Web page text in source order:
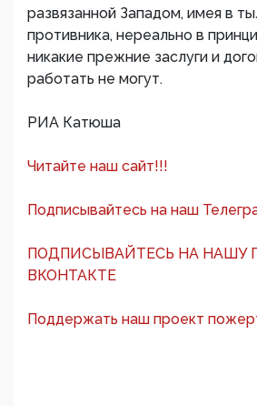
развязанной Западом, имея в
противника, нереально в
никакие прежние заслуги и
работать не могут.
РИА Катюша
Читайте наш сайт!!!
Подписывайтесь на наш
ПОДПИСЫВАЙТЕСЬ НА НАШУ
ВКОНТАКТЕ
Поддержать наш проект